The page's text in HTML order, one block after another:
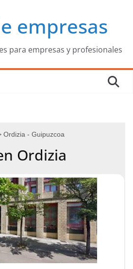
empresas
para empresas y profesionales
Ordizia - Guipuzcoa
Ordizia